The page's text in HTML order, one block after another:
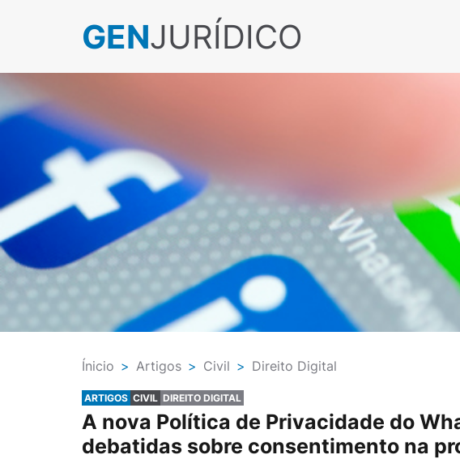
GENJURÍDICO
Ínicio > Artigos > Civil > Direito Digital
ARTIGOS CIVIL DIREITO DIGITAL
A nova Política de Privacidade do
debatidas sobre consentimento na